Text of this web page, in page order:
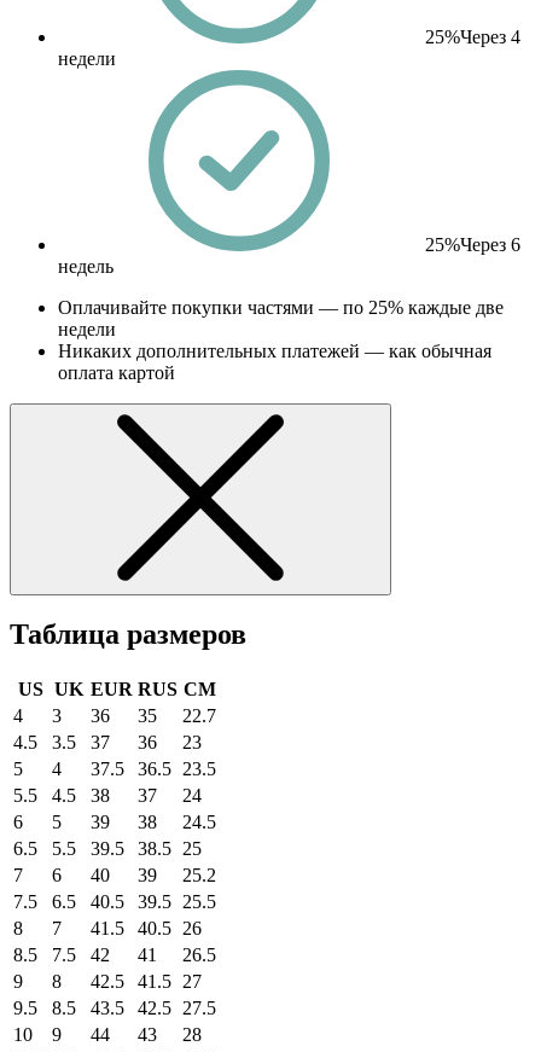
25%Через 4
недели
25%Через 6
недель
Оплачивайте покупки частями — по 25% каждые две
недели
Никаких дополнительных платежей — как обычная
оплата картой
Таблица размеров
US UK EUR RUS CM
4
3 36 35
22.7
4.5
3.5 37 36
23
5
4 37.5 36.5 23.5
5.5
4.5 38 37
24
6
5 39 38
24.5
6.5
5.5 39.5 38.5 25
7
6 40 39
25.2
7.5
6.5 40.5 39.5 25.5
8
7 41.5 40.5 26
8.5
7.5 42 41
26.5
9
8 42.5 41.5 27
9.5
8.5 43.5 42.5 27.5
10
9 44 43
28